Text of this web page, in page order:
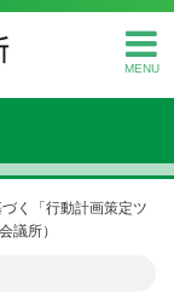
MENU
く「行動計画策定ツ
議所）